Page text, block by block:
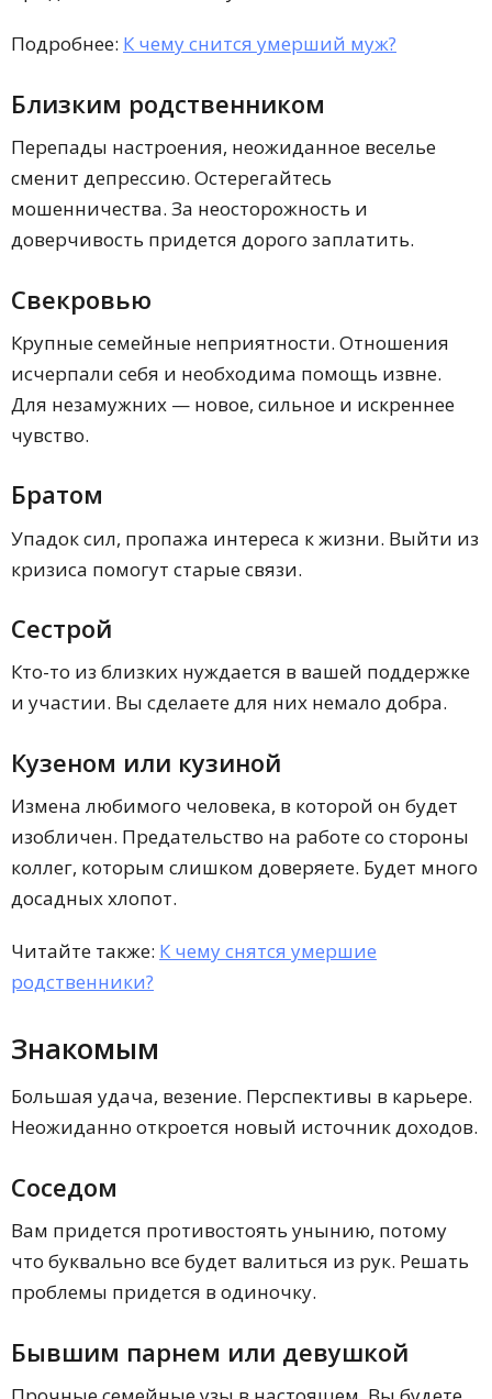
Подробнее: К чему снится умерший муж?
Близким родственником
Перепады настроения, неожиданное веселье
сменит депрессию. Остерегайтесь
мошенничества. За неосторожность и
доверчивость придется дорого заплатить.
Свекровью
Крупные семейные неприятности. Отношения
исчерпали себя и необходима помощь извне.
Для незамужних — новое, сильное и искреннее
чувство.
Братом
Упадок сил, пропажа интереса к жизни. Выйти из
кризиса помогут старые связи.
Сестрой
Кто-то из близких нуждается в вашей поддержке
и участии. Вы сделаете для них немало добра.
Кузеном или кузиной
Измена любимого человека, в которой он будет
изобличен. Предательство на работе со стороны
коллег, которым слишком доверяете. Будет много
досадных хлопот.
Читайте также: К чему снятся умершие
родственники?
Знакомым
Большая удача, везение. Перспективы в карьере.
Неожиданно откроется новый источник доходов.
Соседом
Вам придется противостоять унынию, потому
что буквально все будет валиться из рук. Решать
проблемы придется в одиночку.
Бывшим парнем или девушкой